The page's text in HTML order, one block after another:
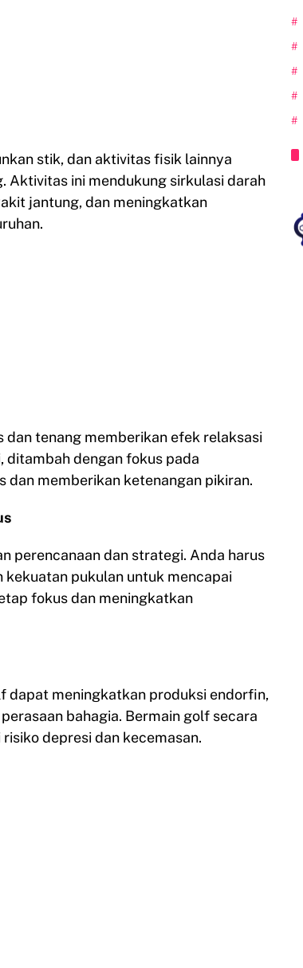
stik, dan aktivitas fisik lainnya
Aktivitas ini mendukung sirkulasi darah
jantung, dan meningkatkan
dan tenang memberikan efek relaksasi
ditambah dengan fokus pada
dan memberikan ketenangan pikiran.
perencanaan dan strategi. Anda harus
pukulan untuk mencapai
fokus dan meningkatkan
dapat meningkatkan produksi endorfin,
bahagia. Bermain golf secara
depresi dan kecemasan.